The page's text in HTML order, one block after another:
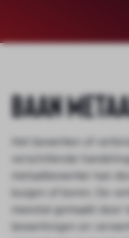
Baan
Het bewerken of
verschillende
metaalbewerker kan
buigen of boren. De
meestal gemaakt door
bewerkingen en